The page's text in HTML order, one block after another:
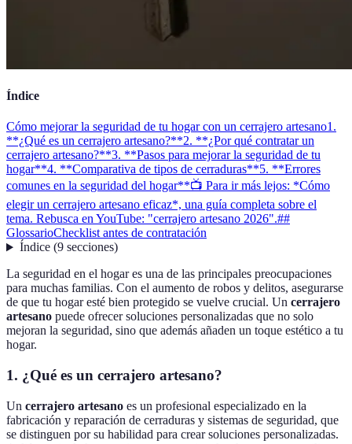
Índice
Cómo mejorar la seguridad de tu hogar con un cerrajero artesano1.
**¿Qué es un cerrajero artesano?**2. **¿Por qué contratar un
cerrajero artesano?**3. **Pasos para mejorar la seguridad de tu
hogar**4. **Comparativa de tipos de cerraduras**5. **Errores
comunes en la seguridad del hogar**📺 Para ir más lejos: *Cómo
elegir un cerrajero artesano eficaz*, una guía completa sobre el
tema. Rebusca en YouTube: "cerrajero artesano 2026".##
GlossarioChecklist antes de contratación
Índice(9 secciones)
La seguridad en el hogar es una de las principales preocupaciones
para muchas familias. Con el aumento de robos y delitos, asegurarse
de que tu hogar esté bien protegido se vuelve crucial. Un cerrajero
artesano puede ofrecer soluciones personalizadas que no solo
mejoran la seguridad, sino que además añaden un toque estético a tu
hogar.
1. ¿Qué es un cerrajero artesano?
Un cerrajero artesano es un profesional especializado en la
fabricación y reparación de cerraduras y sistemas de seguridad, que
se distinguen por su habilidad para crear soluciones personalizadas.